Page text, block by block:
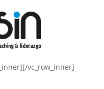
vc_row_inner]